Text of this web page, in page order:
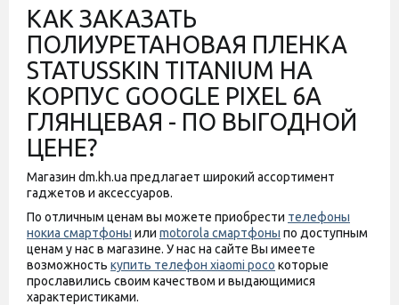
КАК ЗАКАЗАТЬ
ПОЛИУРЕТАНОВАЯ ПЛЕНКА
STATUSSKIN TITANIUM НА
КОРПУС GOOGLE PIXEL 6A
ГЛЯНЦЕВАЯ - ПО ВЫГОДНОЙ
ЦЕНЕ?
Магазин dm.kh.ua предлагает широкий ассортимент
гаджетов и аксессуаров.
По отличным ценам вы можете приобрести телефоны
нокиа смартфоны или motorola смартфоны по доступным
ценам у нас в магазине. У нас на сайте Вы имеете
возможность купить телефон xiaomi poco которые
прославились своим качеством и выдающимися
характеристиками.